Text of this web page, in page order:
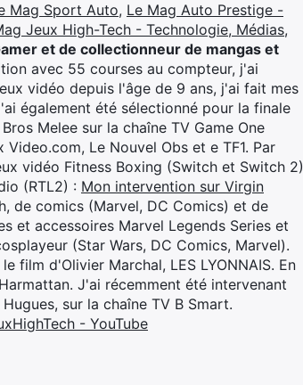
Mag Sport Auto, Le Mag Auto Prestige -
Jeux High-Tech - Technologie, Médias,
et de collectionneur de mangas et
avec 55 courses au compteur, j'ai
vidéo depuis l'âge de 9 ans, j'ai fait mes
également été sélectionné pour la finale
Melee sur la chaîne TV Game One
Le Nouvel Obs et e TF1. Par
vidéo Fitness Boxing (Switch et Switch 2)
(RTL2) : Mon intervention sur Virgin
de comics (Marvel, DC Comics) et de
et accessoires Marvel Legends Series et
(Star Wars, DC Comics, Marvel).
film d'Olivier Marchal, LES LYONNAIS. En
J'ai récemment été intervenant
sur la chaîne TV B Smart.
- YouTube